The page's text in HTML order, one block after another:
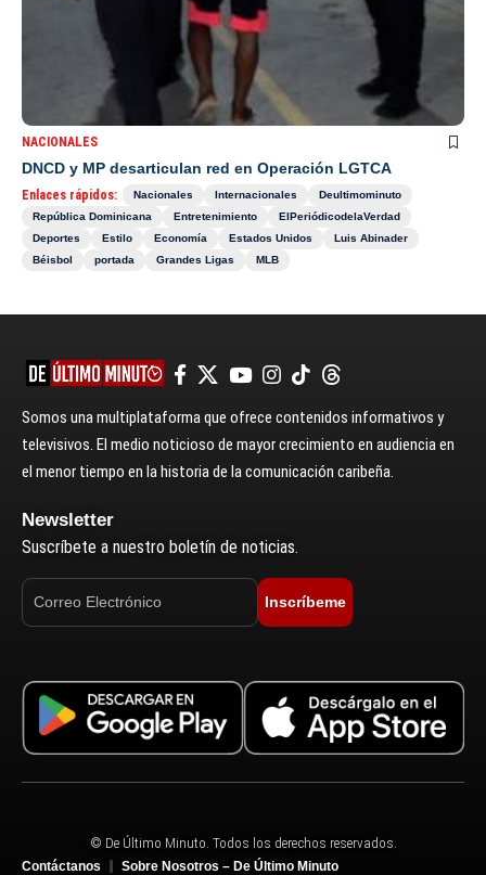
NACIONALES
DNCD y MP desarticulan red en Operación LGTCA
Enlaces rápidos: Nacionales Internacionales
Deultimominuto
República Dominicana
Entretenimiento
ElPeriódicodelaVerdad
Deportes
Estilo Economía Estados Unidos
Luis Abinader
Béisbol
portada Grandes Ligas MLB
Somos una multiplataforma que ofrece contenidos informativos y
televisivos. El medio noticioso de mayor crecimiento en audiencia en
el menor tiempo en la historia de la comunicación caribeña.
Newsletter
Suscríbete a nuestro boletín de noticias.
Inscríbeme
© De Último Minuto. Todos los derechos reservados.
Contáctanos
Sobre Nosotros – De Último Minuto